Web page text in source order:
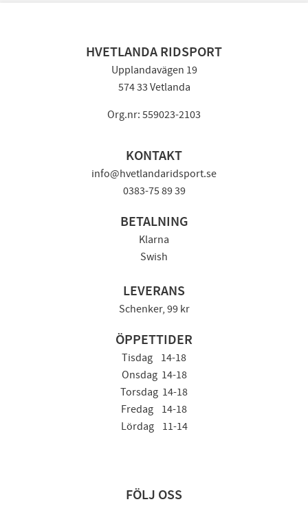
HVETLANDA RIDSPORT
Upplandavägen 19
574 33 Vetlanda
Org.nr: 559023-2103
KONTAKT
info@hvetlandaridsport.se
0383-75 89 39
BETALNING
Klarna
Swish
LEVERANS
Schenker, 99 kr
ÖPPETTIDER
Tisdag 14-18
Onsdag 14-18
Torsdag 14-18
Fredag 14-18
Lördag 11-14
FÖLJ OSS